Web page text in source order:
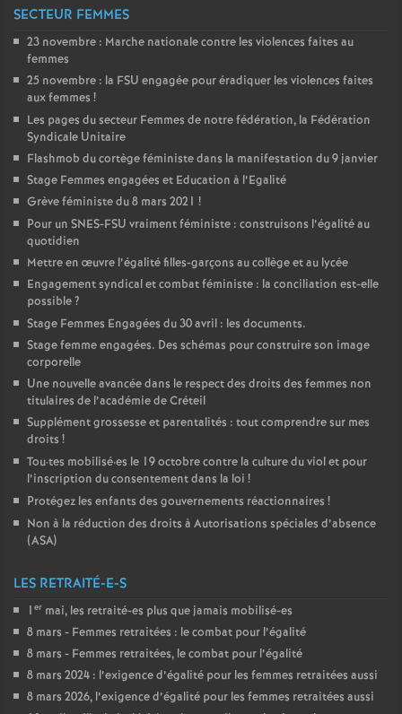
SECTEUR FEMMES
23 novembre : Marche nationale contre les violences faites au
femmes
25 novembre : la FSU engagée pour éradiquer les violences faites
aux femmes !
Les pages du secteur Femmes de notre fédération, la Fédération
Syndicale Unitaire
Flashmob du cortège féministe dans la manifestation du 9 janvier
Stage Femmes engagées et Education à l’Egalité
Grève féministe du 8 mars 2021 !
Pour un SNES-FSU vraiment féministe : construisons l’égalité au
quotidien
Mettre en œuvre l’égalité filles-garçons au collège et au lycée
Engagement syndical et combat féministe : la conciliation est-elle
possible?
Stage Femmes Engagées du 30 avril : les documents.
Stage femme engagées. Des schémas pour construire son image
corporelle
Une nouvelle avancée dans le respect des droits des femmes non
titulaires de l’académie de Créteil
Supplément grossesse et parentalités : tout comprendre sur mes
droits !
Tou·tes mobilisé·es le 19 octobre contre la culture du viol et pour
l’inscription du consentement dans la loi !
Protégez les enfants des gouvernements réactionnaires !
Non à la réduction des droits à Autorisations spéciales d’absence
(ASA)
LES RETRAITÉ-E-S
1 er mai, les retraité-es plus que jamais mobilisé-es
8 mars - Femmes retraitées : le combat pour l’égalité
8 mars - Femmes retraitées, le combat pour l’égalité
8 mars 2024 : l’exigence d’égalité pour les femmes retraitées aussi
8 mars 2026, l’exigence d’égalité pour les femmes retraitées aussi